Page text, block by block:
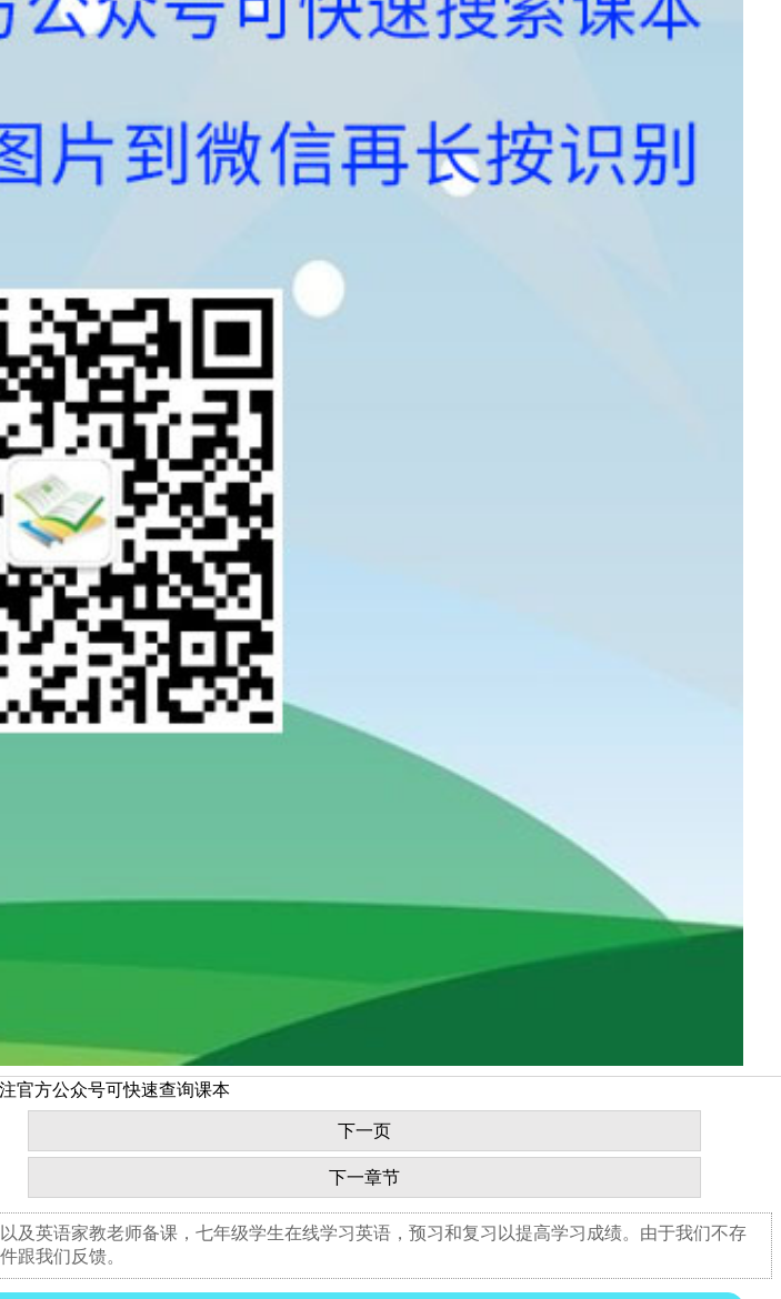
官方公众号可快速查询课本
下一页
下一章节
英语家教老师备课，七年级学生在线学习英语，预习和复习以提高学习成绩。由于我们不存
跟我们反馈。